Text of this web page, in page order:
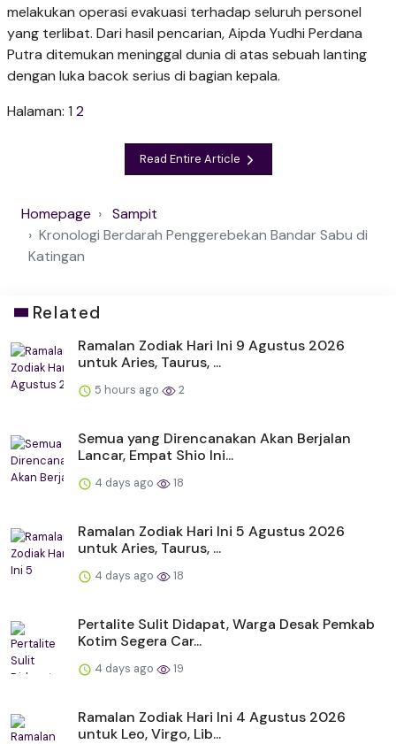
melakukan operasi evakuasi terhadap seluruh personel
yang terlibat. Dari hasil pencarian, Aipda Yudhi Perdana
Putra ditemukan meninggal dunia di atas sebuah lanting
dengan luka bacok serius di bagian kepala.
Halaman: 1 2
Read Entire Article
Homepage
Sampit
Kronologi Berdarah Penggerebekan Bandar Sabu di
Katingan
Related
Ramalan Zodiak Hari Ini 9 Agustus 2026
untuk Aries, Taurus, ...
5 hours ago 2
Semua yang Direncanakan Akan Berjalan
Lancar, Empat Shio Ini...
4 days ago 18
Ramalan Zodiak Hari Ini 5 Agustus 2026
untuk Aries, Taurus, ...
4 days ago 18
Pertalite Sulit Didapat, Warga Desak Pemkab
Kotim Segera Car...
4 days ago 19
Ramalan Zodiak Hari Ini 4 Agustus 2026
untuk Leo, Virgo, Lib...